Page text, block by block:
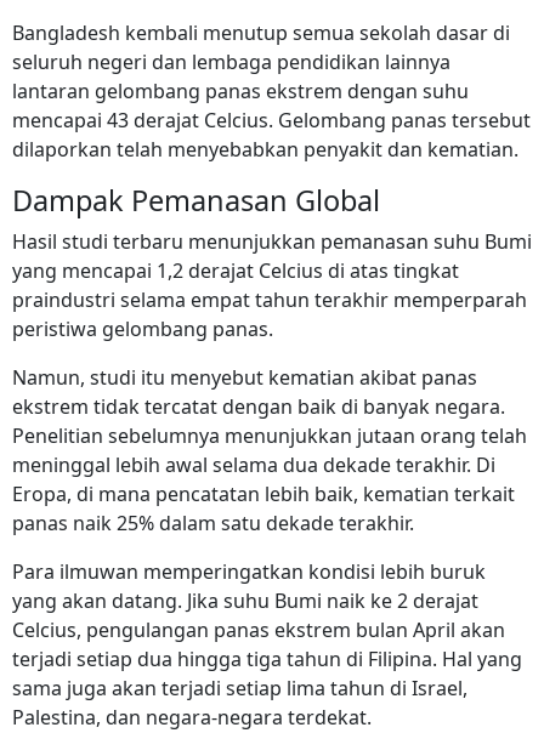
Bangladesh kembali menutup semua sekolah dasar di
seluruh negeri dan lembaga pendidikan lainnya
lantaran gelombang panas ekstrem dengan suhu
mencapai 43 derajat Celcius. Gelombang panas tersebut
dilaporkan telah menyebabkan penyakit dan kematian.
Dampak Pemanasan Global
Hasil studi terbaru menunjukkan pemanasan suhu Bumi
yang mencapai 1,2 derajat Celcius di atas tingkat
praindustri selama empat tahun terakhir memperparah
peristiwa gelombang panas.
Namun, studi itu menyebut kematian akibat panas
ekstrem tidak tercatat dengan baik di banyak negara.
Penelitian sebelumnya menunjukkan jutaan orang telah
meninggal lebih awal selama dua dekade terakhir. Di
Eropa, di mana pencatatan lebih baik, kematian terkait
panas naik 25% dalam satu dekade terakhir.
Para ilmuwan memperingatkan kondisi lebih buruk
yang akan datang. Jika suhu Bumi naik ke 2 derajat
Celcius, pengulangan panas ekstrem bulan April akan
terjadi setiap dua hingga tiga tahun di Filipina. Hal yang
sama juga akan terjadi setiap lima tahun di Israel,
Palestina, dan negara-negara terdekat.